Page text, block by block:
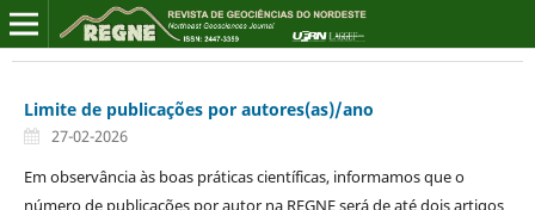
Limite de publicações por autores(as)/ano
27-02-2026
Em observância às boas práticas científicas, informamos que o
número de publicações por autor na REGNE será de até dois artigos